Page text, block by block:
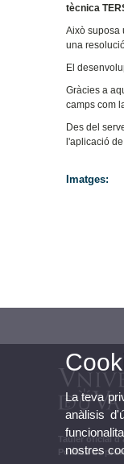
tècnica
Això suposa
una
El
Gràcies a
camps com
Des del
l'aplicació
Imatges:
Tauler oficial
Política de
La teva
anàlisis
nostres